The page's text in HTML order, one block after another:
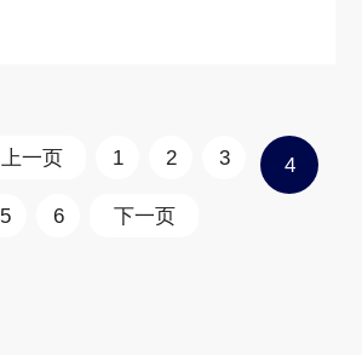
上一页 1 2 3 4
5 6 下一页